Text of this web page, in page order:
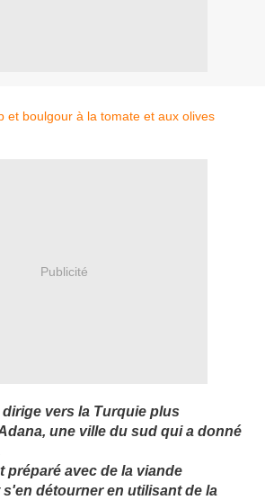
Publicité
vers la Turquie plus
une ville du sud qui a donné
préparé avec de la viande
détourner en utilisant de la